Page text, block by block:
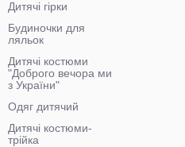
Дитячі гірки
Будиночки для
ляльок
Дитячі костюми
"Доброго вечора ми
з України"
Одяг дитячий
Дитячі костюми-
трійка